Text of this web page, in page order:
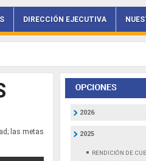
DIRECCIÓN EJECUTIVA
las metas
2026
2025
RENDICIÓN DE